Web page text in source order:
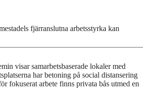
fjärranslutna arbetsstyrka kan
visar samarbetsbaserade lokaler med
har betoning på social distansering
fokuserat arbete finns privata bås utmed en